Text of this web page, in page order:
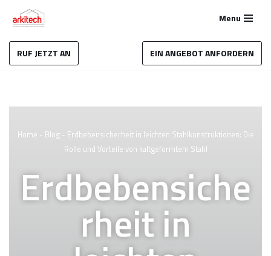
Inhalt
springen
Menu
RUF JETZT AN EIN ANGEBOT ANFORDERN
Home - Blog- Erdbebensicherheit in leichten Stahlkonstruktionen: Die
Rolle und Vorteile von kaltgeformtem Stahl
Erdbebensiche
rheit in